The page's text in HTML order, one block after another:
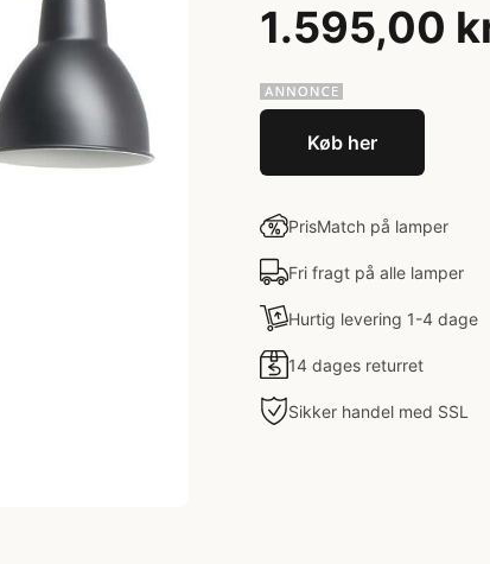
1.595,00
Køb her
PrisMatch på lamper
Fri fragt på alle lamper
Hurtig levering 1-4 dage
14 dages returret
Sikker handel med SSL